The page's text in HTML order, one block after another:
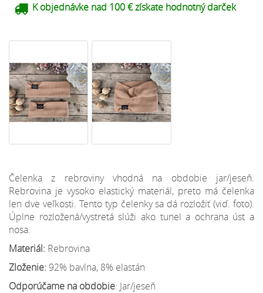
K objednávke nad 100 € získate hodnotný darček
Čelenka z rebroviny vhodná na obdobie jar/jeseň.
Rebrovina je vysoko elastický materiál, preto má čelenka
len dve veľkosti. Tento typ čelenky sa dá rozložiť (viď. foto).
Úplne rozložená/vystretá slúži ako tunel a ochrana úst a
nosa.
Materiál: Rebrovina
Zloženie: 92% bavlna, 8% elastán
Odporúčame na obdobie: Jar/jeseň